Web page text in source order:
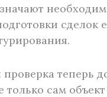
сделок
теперь
только сам объект